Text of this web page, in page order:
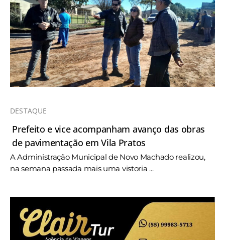
DESTAQUE
Prefeito e vice acompanham avanço das obras
de pavimentação em Vila Pratos
A Administração Municipal de Novo Machado realizou,
na semana passada mais uma vistoria ...